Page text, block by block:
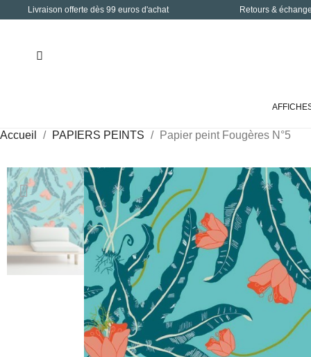
Livraison offerte dès 99 euros d'achat Retours &
Accueil PAPIERS PEINTS Papier peint Fougères N°5